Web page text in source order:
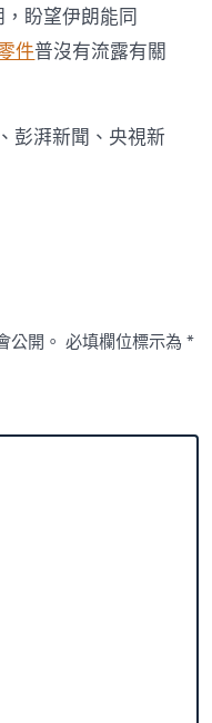
盼望伊朗能同
件普沒有流露有關
彭湃新聞、央視新
公開。 必填欄位標示為*